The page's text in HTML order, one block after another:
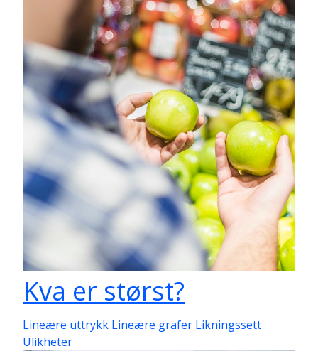
Kva er størst?
Lineære uttrykk Lineære grafer Likningssett
Ulikheter